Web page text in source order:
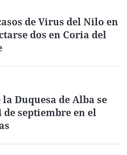
de Virus del Nilo en
dos en Coria del
Duquesa de Alba se
septiembre en el